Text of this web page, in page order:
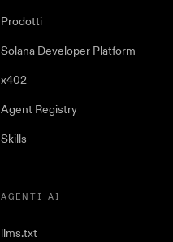
Prodotti
Solana Developer Platform
x402
Agent Registry
Skills
AGENTI AI
llms.txt